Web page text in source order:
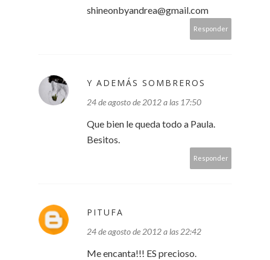
shineonbyandrea@gmail.com
Responder
Y ADEMÁS SOMBREROS
24 de agosto de 2012 a las 17:50
Que bien le queda todo a Paula.
Besitos.
Responder
PITUFA
24 de agosto de 2012 a las 22:42
Me encanta!!! ES precioso.